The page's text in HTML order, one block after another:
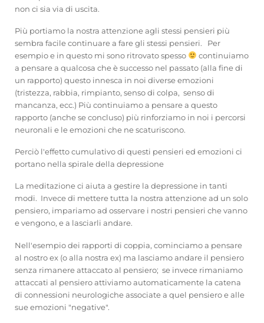
non ci sia via di uscita.
Più portiamo la nostra attenzione agli stessi pensieri più
sembra facile continuare a fare gli stessi pensieri. Per
esempio e in questo mi sono ritrovato spesso
continuiamo
a pensare a qualcosa che è successo nel passato (alla fine di
un rapporto) questo innesca in noi diverse emozioni
(tristezza, rabbia, rimpianto, senso di colpa, senso di
mancanza, ecc.) Più continuiamo a pensare a questo
rapporto (anche se concluso) più rinforziamo in noi i percorsi
neuronali e le emozioni che ne scaturiscono.
Perciò l'effetto cumulativo di questi pensieri ed emozioni ci
portano nella spirale della depressione
La meditazione ci aiuta a gestire la depressione in tanti
modi. Invece di mettere tutta la nostra attenzione ad un solo
pensiero, impariamo ad osservare i nostri pensieri che vanno
e vengono, e a lasciarli andare.
Nell'esempio dei rapporti di coppia, cominciamo a pensare
al nostro ex (o alla nostra ex) ma lasciamo andare il pensiero
senza rimanere attaccato al pensiero; se invece rimaniamo
attaccati al pensiero attiviamo automaticamente la catena
di connessioni neurologiche associate a quel pensiero e alle
sue emozioni "negative".